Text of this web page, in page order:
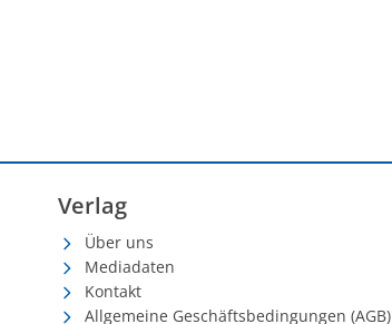
Verlag
Über uns
Mediadaten
Kontakt
Allgemeine Geschäftsbedingungen (AGB)